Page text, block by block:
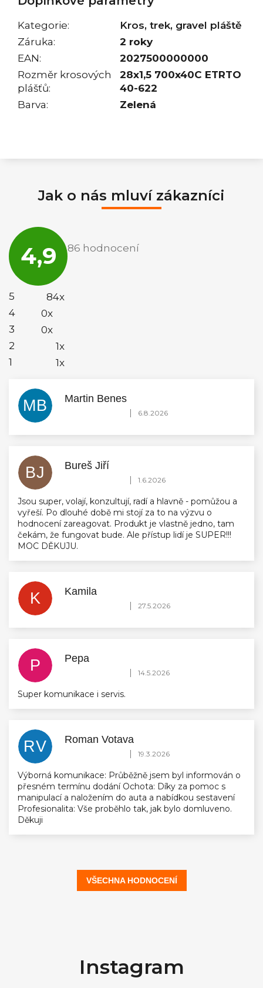
Kategorie:
Kros, trek, gravel pláště
Záruka:
2 roky
EAN:
2027500000000
Rozměr krosových
plášťů:
28x1,5 700x40C ETRTO
40-622
Barva: Zelená
Jak o nás mluví zákazníci
4,9
obchodu
je
86 hodnocení
5
84x
4
0x
3
0x
2
1x
1
1x
MB Martin Benes
Hodnocení obchodu je 5 z 5 hvězdiček.
| 6.8.2026
BJ Bureš Jiří
Hodnocení obchodu je 5 z 5 hvězdiček.
| 1.6.2026
Jsou super, volají, konzultují, radí a hlavně - pomůžou a
vyřeší. Po dlouhé době mi stojí za to na výzvu o
hodnocení zareagovat. Produkt je vlastně jedno, tam
čekám, že fungovat bude. Ale přístup lidí je SUPER!!!
MOC DĚKUJU.
K Kamila
Hodnocení obchodu je 5 z 5 hvězdiček.
| 27.5.2026
P Pepa
Hodnocení obchodu je 5 z 5 hvězdiček.
| 14.5.2026
Super komunikace i servis.
RV Roman Votava
Hodnocení obchodu je 5 z 5 hvězdiček.
| 19.3.2026
Výborná komunikace: Průběžně jsem byl informován o
přesném termínu dodání Ochota: Díky za pomoc s
manipulací a naložením do auta a nabídkou sestavení
Profesionalita: Vše proběhlo tak, jak bylo domluveno.
Děkuji
VŠECHNA HODNOCENÍ
Instagram